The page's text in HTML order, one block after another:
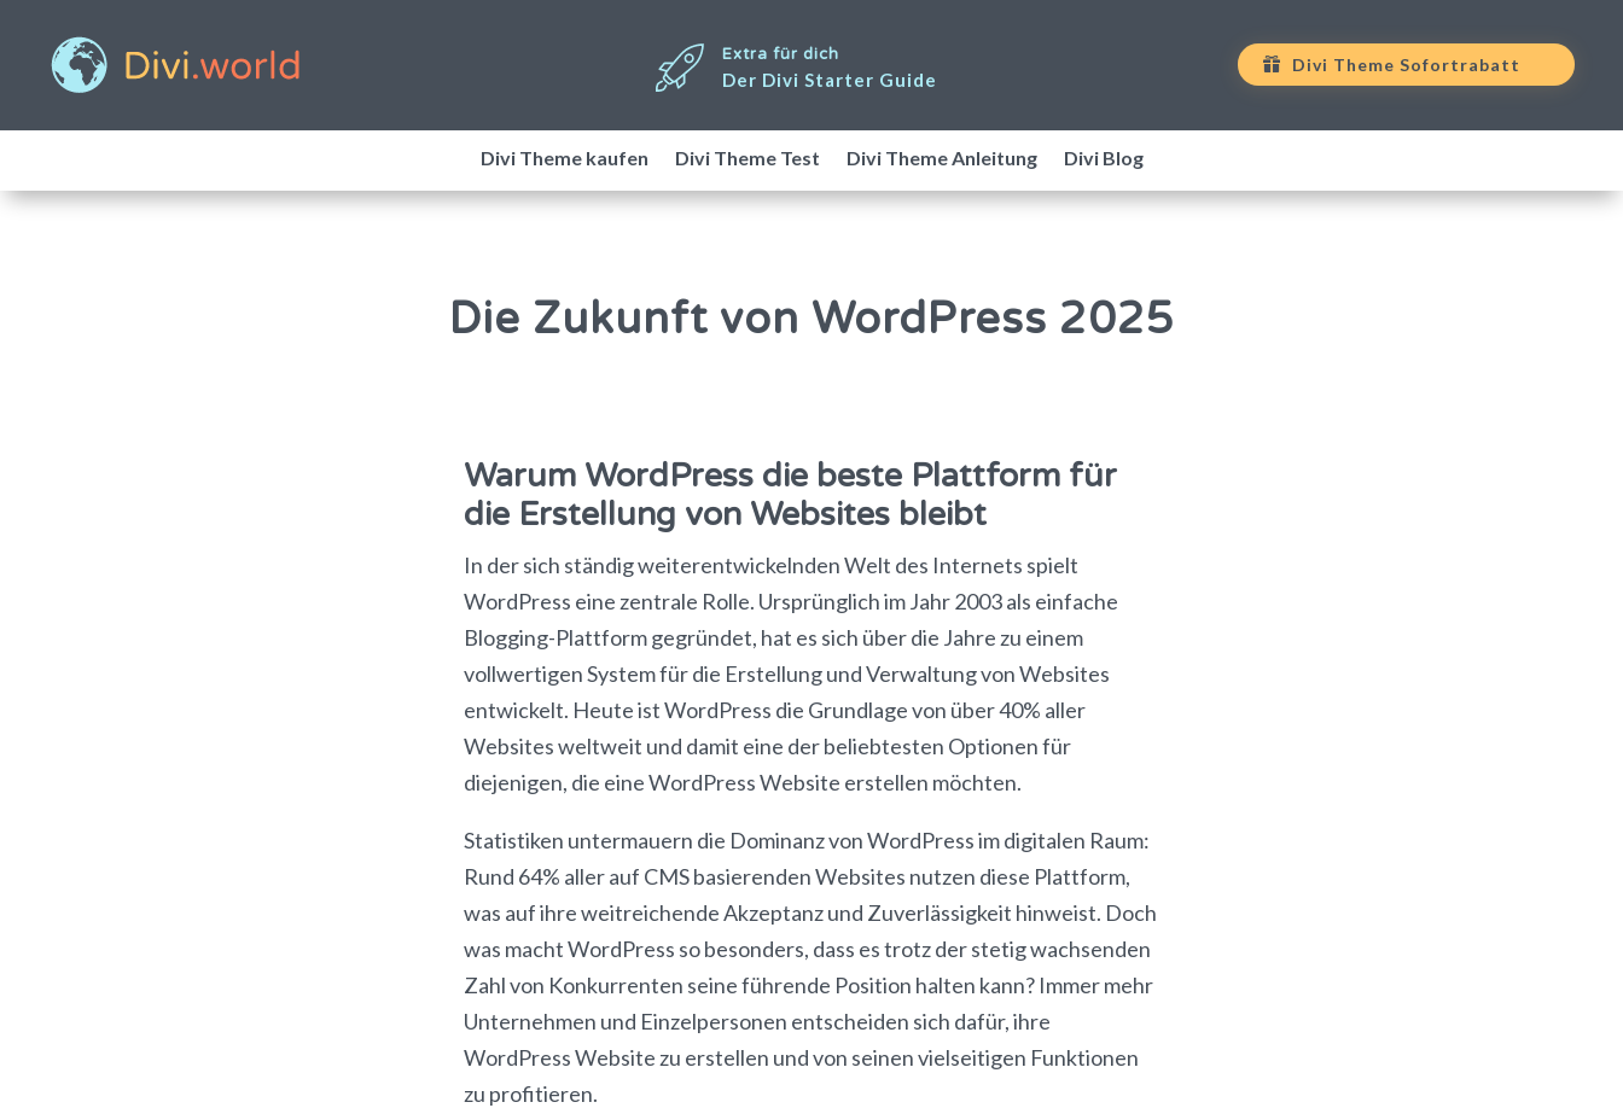
Extra für dich
Der Divi Starter Guide
Divi Theme Sofortrabatt
Divi Theme kaufen Divi Theme Test Divi Theme Anleitung Divi Blog
Die Zukunft von WordPress 2025
Warum WordPress die beste Plattform für
die Erstellung von Websites bleibt
In der sich ständig weiterentwickelnden Welt des Internets spielt
WordPress eine zentrale Rolle. Ursprünglich im Jahr 2003 als einfache
Blogging-Plattform gegründet, hat es sich über die Jahre zu einem
vollwertigen System für die Erstellung und Verwaltung von Websites
entwickelt. Heute ist WordPress die Grundlage von über 40% aller
Websites weltweit und damit eine der beliebtesten Optionen für
diejenigen, die eine WordPress Website erstellen möchten.
Statistiken untermauern die Dominanz von WordPress im digitalen Raum:
Rund 64% aller auf CMS basierenden Websites nutzen diese Plattform,
was auf ihre weitreichende Akzeptanz und Zuverlässigkeit hinweist. Doch
was macht WordPress so besonders, dass es trotz der stetig wachsenden
Zahl von Konkurrenten seine führende Position halten kann? Immer mehr
Unternehmen und Einzelpersonen entscheiden sich dafür, ihre
WordPress Website zu erstellen und von seinen vielseitigen Funktionen
zu profitieren.